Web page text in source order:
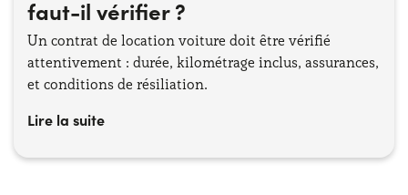
faut-il vérifier ?
Un contrat de location voiture doit être vérifié
attentivement : durée, kilométrage inclus, assurances,
et conditions de résiliation.
Lire la suite